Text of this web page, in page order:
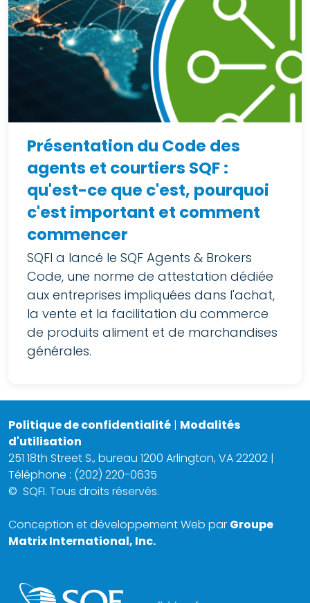
Présentation du Code des
agents et courtiers SQF :
qu'est-ce que c'est, pourquoi
c'est important et comment
commencer
SQFI a lancé le SQF Agents & Brokers
Code, une norme de attestation dédiée
aux entreprises impliquées dans l'achat,
la vente et la facilitation du commerce
de produits aliment et de marchandises
générales.
Politique de confidentialité | Modalités
d'utilisation
251 18th Street S., bureau 1200 Arlington, VA 22202 |
Téléphone : (202) 220-0635
© SQFI. Tous droits réservés.
Conception et développement Web par Groupe
Matrix International, Inc.